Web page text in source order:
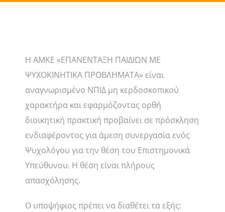
Η ΑΜΚΕ «ΕΠΑΝΕΝΤΑΞΗ ΠΑΙΔΙΩΝ ΜΕ
ΨΥΧΟΚΙΝΗΤΙΚΑ ΠΡΟΒΛΗΜΑΤΑ» είναι
αναγνωρισμένο ΝΠΙΔ μη κερδοσκοπικού
χαρακτήρα και εφαρμόζοντας ορθή
διοικητική πρακτική προβαίνει σε πρόσκληση
ενδιαφέροντος για άμεση συνεργασία ενός
Ψυχολόγου για την θέση του Επιστημονικά
Υπεύθυνου. Η θέση είναι πλήρους
απασχόλησης.
Ο υποψήφιος πρέπει να διαθέτει τα εξής: